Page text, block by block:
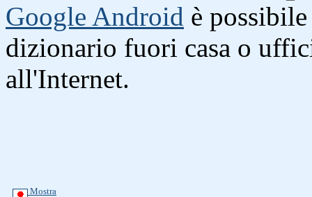
Google Android è
dizionario fuori casa o
all'Internet.
Mostra